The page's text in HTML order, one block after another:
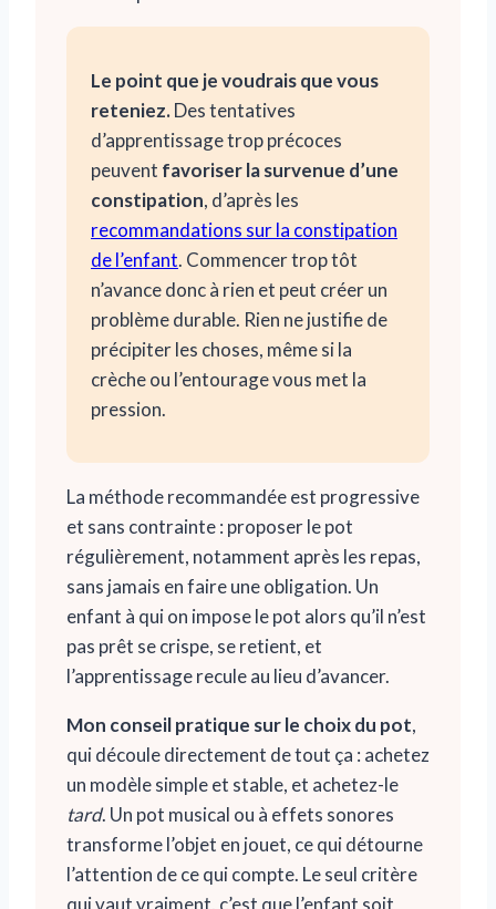
Le point que je voudrais que vous
reteniez.Des tentatives
d’apprentissage trop précoces
peuvent favoriser la survenue d’une
constipation, d’après les
recommandations sur la constipation
de l’enfant. Commencer trop tôt
n’avance donc à rien et peut créer un
problème durable. Rien ne justifie de
précipiter les choses, même si la
crèche ou l’entourage vous met la
pression.
La méthode recommandée est progressive
et sans contrainte : proposer le pot
régulièrement, notamment après les repas,
sans jamais en faire une obligation. Un
enfant à qui on impose le pot alors qu’il n’est
pas prêt se crispe, se retient, et
l’apprentissage recule au lieu d’avancer.
Mon conseil pratique sur le choix du pot,
qui découle directement de tout ça : achetez
un modèle simple et stable, et achetez-le
tard. Un pot musical ou à effets sonores
transforme l’objet en jouet, ce qui détourne
l’attention de ce qui compte. Le seul critère
qui vaut vraiment, c’est que l’enfant soit